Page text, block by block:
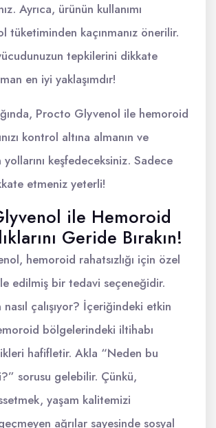
Ayrıca, ürünün kullanımı
tüketiminden kaçınmanız önerilir.
tepkilerini dikkate
en iyi yaklaşımdır!
Procto Glyvenol ile hemoroid
kontrol altına almanın ve
yollarını keşfedeceksiniz. Sadece
etmeniz yeterli!
ile Hemoroid
Geride Bırakın!
hemoroid rahatsızlığı için özel
edilmiş bir tedavi seçeneğidir.
çalışıyor? İçeriğindeki etkin
bölgelerindeki iltihabı
hafifletir. Akla “Neden bu
sorusu gelebilir. Çünkü,
yaşam kalitemizi
ağrılar sayesinde sosyal